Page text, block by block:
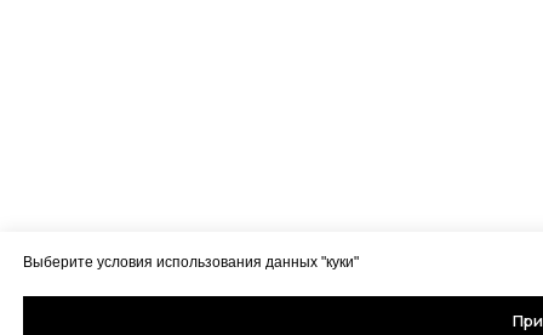
Выберите условия использования данных "куки"